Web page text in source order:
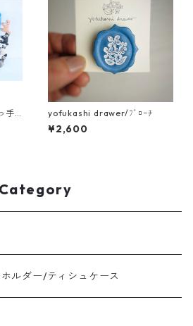
手
yofukashi drawer/ﾌﾞﾛｰﾁ
¥2,600
Category
ルダー/ティシュケース